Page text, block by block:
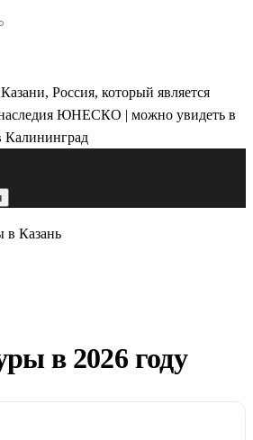
в Казань
в 2026 году